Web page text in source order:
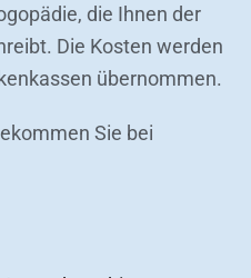
die Ihnen der
Die Kosten werden
übernommen.
Sie bei